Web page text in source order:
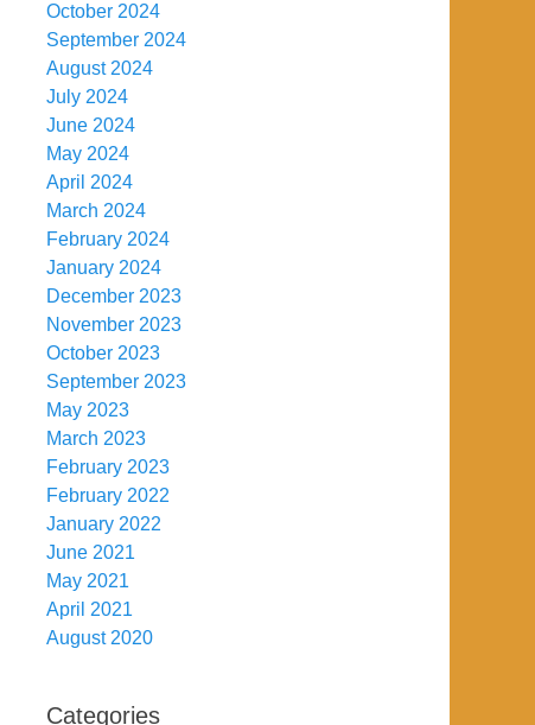
October 2024
September 2024
August 2024
July 2024
June 2024
May 2024
April 2024
March 2024
February 2024
January 2024
December 2023
November 2023
October 2023
September 2023
May 2023
March 2023
February 2023
February 2022
January 2022
June 2021
May 2021
April 2021
August 2020
Categories